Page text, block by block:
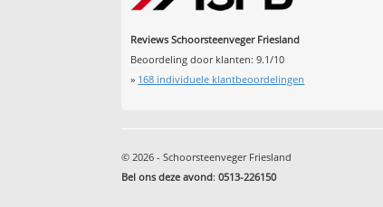
Reviews Schoorsteenveger Friesland
Beoordeling door klanten:9.1/10
» 168 individuele klantbeoordelingen
© 2026 - Schoorsteenveger Friesland
Bel ons deze avond:0513-226150